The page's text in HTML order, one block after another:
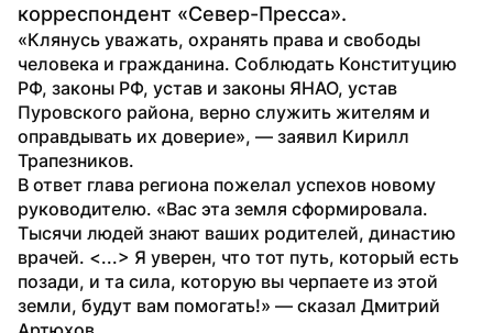
корреспондент «Север-Пресса».
«Клянусь уважать, охранять права и свободы
человека и гражданина. Соблюдать Конституцию
РФ, законы РФ, устав и законы ЯНАО, устав
Пуровского района, верно служить жителям и
оправдывать их доверие», — заявил Кирилл
Трапезников.
В ответ глава региона пожелал успехов новому
руководителю. «Вас эта земля сформировала.
Тысячи людей знают ваших родителей, династию
врачей. <...> Я уверен, что тот путь, который есть
позади, и та сила, которую вы черпаете из этой
земли, будут вам помогать!» — сказал Дмитрий